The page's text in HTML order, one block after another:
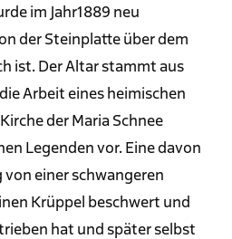
im Jahr1889 neu
der Steinplatte über dem
ist. Der Altar stammt aus
Arbeit eines heimischen
der Maria Schnee
Legenden vor. Eine davon
von einer schwangeren
Krüppel beschwert und
hat und später selbst